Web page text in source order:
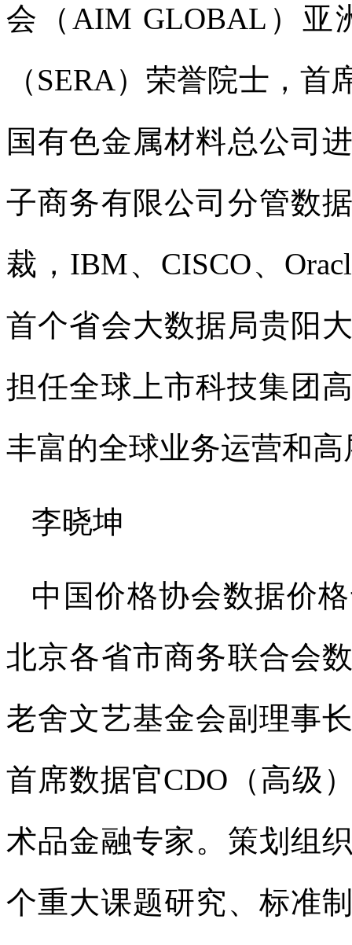
会（AIM GLOBAL）亚
（SERA）荣誉院士，
国有色金属材料总公司
子商务有限公司分管数
裁，IBM、CISCO、
首个省会大数据局贵阳
担任全球上市科技集团
丰富的全球业务运营和
李晓坤
中国价格协会数据价
北京各省市商务联合会
老舍文艺基金会副理事
首席数据官CDO（高级
术品金融专家。策划组
个重大课题研究、标准